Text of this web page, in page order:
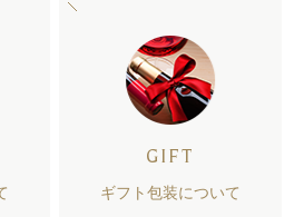
GIFT
ギフト包装について